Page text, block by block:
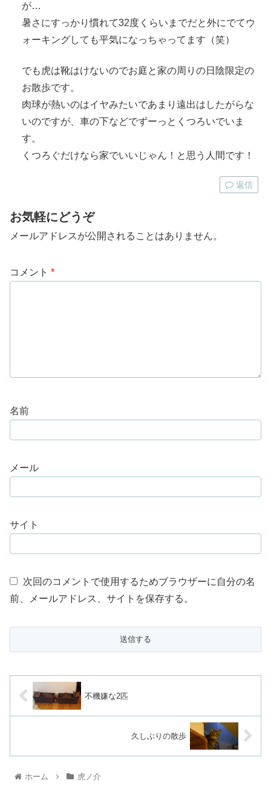
が…
暑さにすっかり慣れて32度くらいまでだと外にでてウ
ォーキングしても平気になっちゃってます（笑）
でも虎は靴はけないのでお庭と家の周りの日陰限定の
お散歩です。
肉球が熱いのはイヤみたいであまり遠出はしたがらな
いのですが、車の下などでずーっとくつろいでいま
す。
くつろぐだけなら家でいいじゃん！と思う人間です！
返信
お気軽にどうぞ
メールアドレスが公開されることはありません。
コメント *
名前
メール
サイト
次回のコメントで使用するためブラウザーに自分の名
前、メールアドレス、サイトを保存する。
不機嫌な2匹
久しぶりの散歩
ホーム 虎ノ介